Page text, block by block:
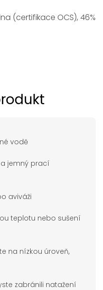
(certifikace OCS), 46%
vodě
jemný prací
aviváži
teplotu nebo sušení
na nízkou úroveň,
zabránili natažení